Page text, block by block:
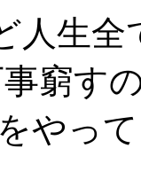
人生
窮す
やっ